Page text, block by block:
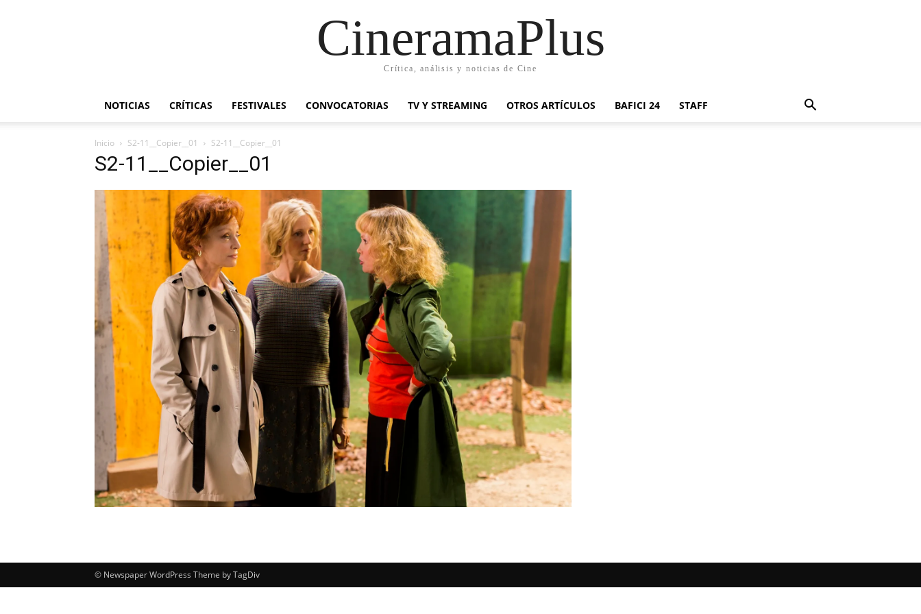
CineramaPlus
Crítica, análisis y noticias de Cine
NOTICIAS CRÍTICAS FESTIVALES CONVOCATORIAS TV Y STREAMING OTROS ARTÍCULOS BAFICI 24 STAFF
Inicio S2-11__Copier__01 S2-11__Copier__01
S2-11__Copier__01
© Newspaper WordPress Theme by TagDiv